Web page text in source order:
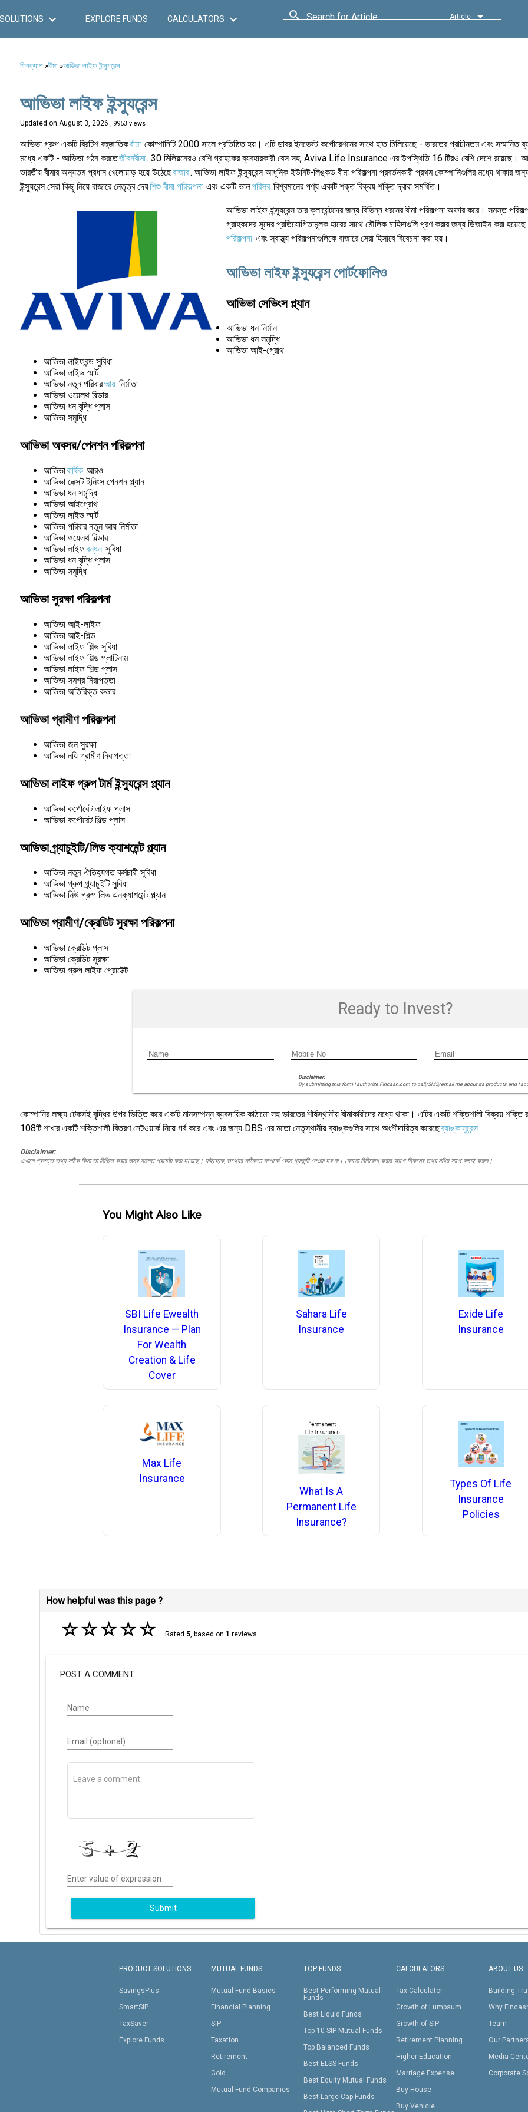
SOLUTIONS EXPLORE FUNDS CALCULATORS Search for Article Article
ফিনক্যাশ»বীমা»আভিভা লাইফ ইন্স্যুরেন্স
আভিভা লাইফ ইন্স্যুরেন্স
Updated on August 3, 2026 , 9953 views
আভিভা গ্রুপ একটি ব্রিটিশ বহুজাতিকবীমা কোম্পানিটি 2000 সালে প্রতিষ্ঠিত হয়। এটি ডাবর ইনভেস্ট কর্পোরেশনের সাথে হাত মিলিয়েছে - ভারতের প্রাচীনতম এবং সম্মানিত
মধ্যে একটি - আভিভা গঠন করতেজীবনবীমা. 30 মিলিয়নেরও বেশি গ্রাহকের ব্যবহারকারী বেস সহ, Aviva Life Insurance এর উপস্থিতি 16 টিরও বেশি দেশে রয়েছে।
ভারতীয় বীমার অন্যতম প্রধান খেলোয়াড় হয়ে উঠেছেবাজার. আভিভা লাইফ ইন্স্যুরেন্স আধুনিক ইউনিট-লিঙ্কড বীমা পরিকল্পনা প্রবর্তনকারী প্রথম কোম্পানিগুলির মধ্যে থাকার
ইন্স্যুরেন্স সেরা কিছু নিয়ে বাজারে নেতৃত্ব দেয়শিশু বীমা পরিকল্পনা এবং একটি ভালপরিসর বিশ্বমানের পণ্য একটি শক্ত বিক্রয় শক্তি দ্বারা সমর্থিত।
আভিভা লাইফ ইন্স্যুরেন্স তার ক্লায়েন্টদের জন্য বিভিন্ন ধরনের বীমা পরিকল্পনা অফার করে। সমস্ত
গ্রাহকদের সুদের প্রতিযোগিতামূলক হারের সাথে মৌলিক চাহিদাগুলি পূরণ করার জন্য ডিজাইন করা
পরিকল্পনা এবং স্বাস্থ্য পরিকল্পনাগুলিকে বাজারে সেরা হিসাবে বিবেচনা করা হয়।
আভিভা লাইফ ইন্স্যুরেন্স পোর্টফোলিও
আভিভা সেভিংস প্ল্যান
আভিভা ধন নির্মান
আভিভা ধন সমৃদ্ধি
আভিভা আই-গ্রোথ
আভিভা লাইফবন্ড সুবিধা
আভিভা লাইভ স্মার্ট
আভিভা নতুন পরিবারআয় নির্মাতা
আভিভা ওয়েলথ বিল্ডার
আভিভা ধন বৃদ্ধি প্লাস
আভিভা সমৃদ্ধি
আভিভা অবসর/পেনশন পরিকল্পনা
আভিভাবার্ষিক আরও
আভিভা নেক্সট ইনিংস পেনশন প্ল্যান
আভিভা ধন সমৃদ্ধি
আভিভা আইগ্রোথ
আভিভা লাইভ স্মার্ট
আভিভা পরিবার নতুন আয় নির্মাতা
আভিভা ওয়েলথ বিল্ডার
আভিভা লাইফবন্ধন সুবিধা
আভিভা ধন বৃদ্ধি প্লাস
আভিভা সমৃদ্ধি
আভিভা সুরক্ষা পরিকল্পনা
আভিভা আই-লাইফ
আভিভা আই-শিল্ড
আভিভা লাইফ শিল্ড সুবিধা
আভিভা লাইফ শিল্ড প্লাটিনাম
আভিভা লাইফ শিল্ড প্লাস
আভিভা সমগ্র নিরাপত্তা
আভিভা অতিরিক্ত কভার
আভিভা গ্রামীণ পরিকল্পনা
আভিভা জন সুরক্ষা
আভিভা নয়ি গ্রামীণ নিরাপত্তা
আভিভা লাইফ গ্রুপ টার্ম ইন্স্যুরেন্স প্ল্যান
আভিভা কর্পোরেট লাইফ প্লাস
আভিভা কর্পোরেট শিল্ড প্লাস
আভিভা গ্র্যাচুইটি/লিভ ক্যাশমেন্ট প্ল্যান
আভিভা নতুন ঐতিহ্যগত কর্মচারী সুবিধা
আভিভা গ্রুপ গ্র্যাচুইটি সুবিধা
আভিভা নিউ গ্রুপ লিভ এনক্যাশমেন্ট প্ল্যান
আভিভা গ্রামীণ/ক্রেডিট সুরক্ষা পরিকল্পনা
আভিভা ক্রেডিট প্লাস
আভিভা ক্রেডিট সুরক্ষা
আভিভা গ্রুপ লাইফ প্রোটেক্ট
Ready to Invest?
Disclaimer:
By submitting this form I authorize Fincash.com to call/SMS/email me about its products and I
কোম্পানির লক্ষ্য টেকসই বৃদ্ধির উপর ভিত্তি করে একটি মানসম্পন্ন ব্যবসায়িক কাঠামো সহ ভারতের শীর্ষস্থানীয় বীমাকারীদের মধ্যে থাকা। এটির একটি শক্তিশালী বিক্রয় শক্তি
108টি শাখার একটি শক্তিশালী বিতরণ নেটওয়ার্ক নিয়ে গর্ব করে এবং এর জন্য DBS এর মতো নেতৃস্থানীয় ব্যাঙ্কগুলির সাথে অংশীদারিত্ব করেছেব্যাঙ্কাসুরেন্স.
Disclaimer:
এখানে প্রদত্ত তথ্য সঠিক কিনা তা নিশ্চিত করার জন্য সমস্ত প্রচেষ্টা করা হয়েছে। যাইহোক, তথ্যের সঠিকতা সম্পর্কে কোন গ্যারান্টি দেওয়া হয় না। কোনো বিনিয়োগ করার আগে স্কিমের তথ্য নথির সাথে যাচাই করুন।
You Might Also Like
SBI Life Ewealth
Insurance — Plan
For Wealth
Creation & Life
Cover
Sahara Life
Insurance
Exide Life
Insurance
Max Life
Insurance
What Is A
Permanent Life
Insurance?
Types Of Life
Insurance
Policies
How helpful was this page ?
☆☆☆☆☆ Rated 5, based on 1 reviews.
POST A COMMENT
Name
Email (optional)
Enter value of expression
Submit
PRODUCT SOLUTIONS
SavingsPlus
SmartSIP
TaxSaver
Explore Funds
MUTUAL FUNDS
Mutual Fund Basics
Financial Planning
SIP
Taxation
Retirement
Gold
Mutual Fund Companies
TOP FUNDS
Best Performing Mutual
Funds
Best Liquid Funds
Top 10 SIP Mutual Funds
Top Balanced Funds
Best ELSS Funds
Best Equity Mutual Funds
Best Large Cap Funds
CALCULATORS
Tax Calculator
Growth of Lumpsum
Growth of SIP
Retirement Planning
Higher Education
Marriage Expense
Buy House
Buy Vehicle
ABOUT US
Building
Why
Team
Our
Media
Corporate